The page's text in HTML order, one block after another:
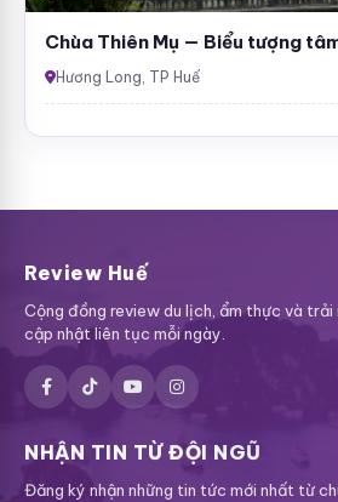
Chùa Thiên Mụ — Biểu tượng
Hương Long, TP Huế
Review Huế
Cộng đồng review du lịch, ẩm thực và trải
cập nhật liên tục mỗi ngày.
NHẬN TIN TỪ ĐỘI NGŨ
Đăng ký nhận những tin tức mới nhất từ